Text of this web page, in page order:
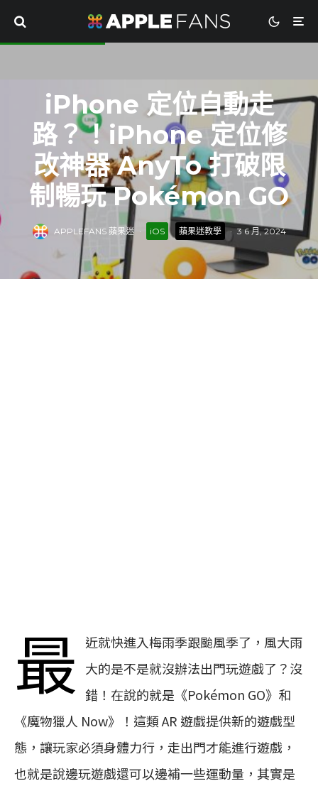
iPhone 定位自動走
路？！iPhone 定位修
改神器 AnyTo 打破限
制暢玩 Pokémon GO
APPLEFANS 蘋果迷 · iOS 蘋果迷教學 · 3 6 月, 2024
最
近就快進入梅雨季跟颱風季了，風大雨
大的是不是就沒辦法出門玩遊戲了？沒
錯！在說的就是《Pokémon GO》和
《魔物獵人 Now》！這類 AR 遊戲提供新的遊戲型
態，讓玩家必須身體力行，走出門才能進行遊戲，
也就是說邊玩遊戲還可以邊補一些運動量，其實是